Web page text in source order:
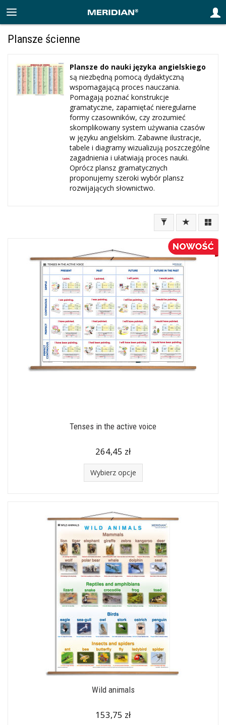
Plansze ścienne
Plansze do nauki języka angielskiego
są niezbędną pomocą dydaktyczną
wspomagającą proces nauczania.
Pomagają poznać konstrukcje
gramatyczne, zapamiętać nieregularne
formy czasowników, czy zrozumieć
skomplikowany system używania czasów
w języku angielskim. Zabawne ilustracje,
tabele i diagramy wizualizują poszczególne
zagadnienia i ułatwiają proces nauki.
Oprócz plansz gramatycznych
proponujemy szeroki wybór plansz
rozwijających słownictwo.
Tenses in the active voice
264,45 zł
Wybierz opcje
Wild animals
153,75 zł